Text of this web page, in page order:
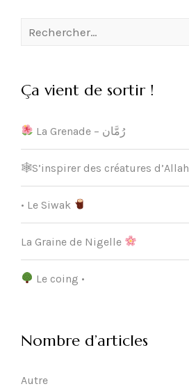
Ça vient de sortir !
La Grenade – رُمَّان
🕸S’inspirer des créatures d’Allah
• Le Siwak
La Graine de Nigelle
Le coing •
Nombre d’articles
Autre